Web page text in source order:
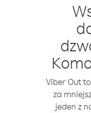
Viber Out
za
jeden z